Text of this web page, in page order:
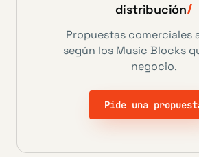
distribución
Propuestas comerciales
según los Music Blocks
negocio.
Pide una